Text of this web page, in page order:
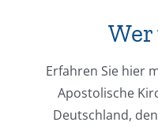
Erfahren Sie hier
Apostolische
Deutschland,